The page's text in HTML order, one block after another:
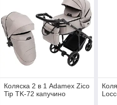
Коляска 2 в 1 Adamex Zico
Tip TK-72 капучино